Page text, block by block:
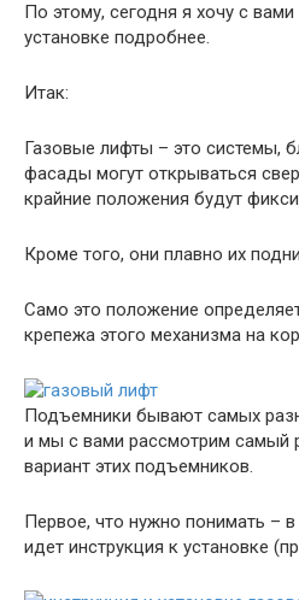
По этому, сегодня я хочу с
установке подробнее.
Итак:
Газовые лифты – это системы,
фасады могут открываться
крайние положения будут
Кроме того, они плавно их
Само это положение
крепежа этого механизма на
Подъемники бывают самых
и мы с вами рассмотрим самый
вариант этих подъемников.
Первое, что нужно понимать –
идет инструкция к установке